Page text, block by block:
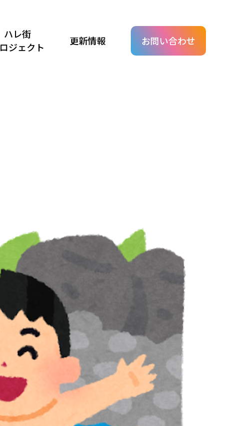
ハレ街
ジェクト
更新情報 お問い合わせ